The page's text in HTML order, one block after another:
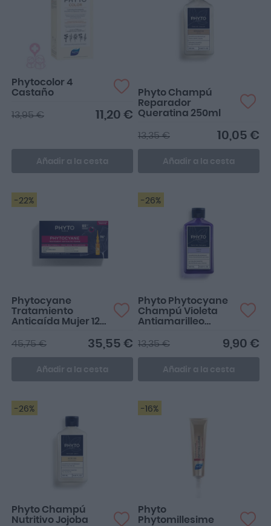
Phytocolor 4
Castaño
11,20 €
13,95 €
Añadir a la cesta
Mi pelo está mucho mejor
desde que lo utilizo 🤩
Phyto Champú
Reparador
Queratina 250ml
10,05 €
13,35 €
Añadir a la cesta
-22%
Phytocyane
Tratamiento
Anticaída Mujer 12
35,55 €
45,75 €
Añadir a la cesta
-26%
Phyto Phytocyane
Champú Violeta
Antiamarilleo
9,90 €
13,35 €
Añadir a la cesta
-26%
Phyto Champú
Nutritivo Jojoba
-16%
Phyto
Phytomillesime